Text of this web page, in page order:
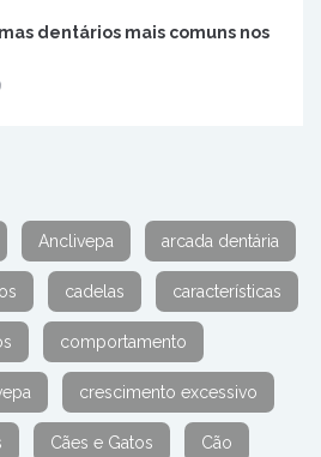
dentários mais comuns nos
Anclivepa arcada dentária
cadelas características
comportamento
crescimento excessivo
Cães e Gatos Cão